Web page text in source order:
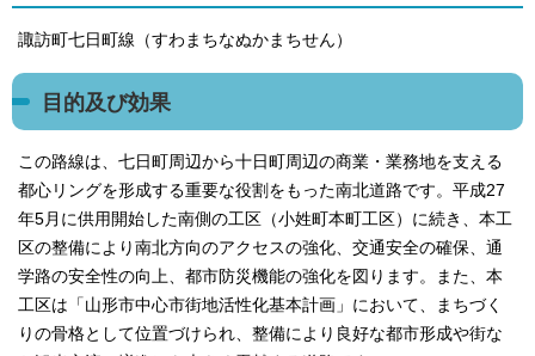
諏訪町七日町線（すわまちなぬかまちせん）
目的及び効果
この路線は、七日町周辺から十日町周辺の商業・業務地を支える
都心リングを形成する重要な役割をもった南北道路です。平成27
年5月に供用開始した南側の工区（小姓町本町工区）に続き、本工
区の整備により南北方向のアクセスの強化、交通安全の確保、通
学路の安全性の向上、都市防災機能の強化を図ります。また、本
工区は「山形市中心市街地活性化基本計画」において、まちづく
りの骨格として位置づけられ、整備により良好な都市形成や街な